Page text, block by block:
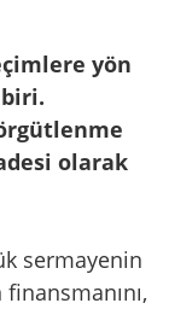
yön
olarak
sermayenin